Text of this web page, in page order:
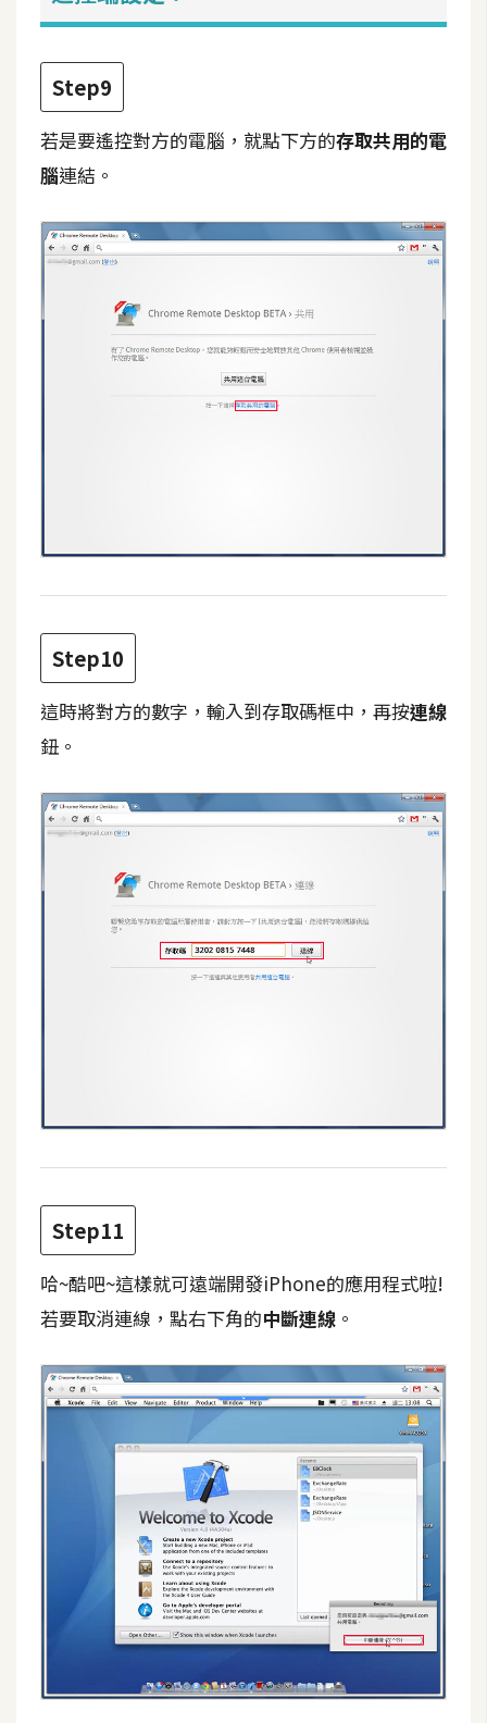
示
免
費
版
型
M
C
發
門
文
章
全
站
導
覽
Step9
若是要遙控對方的電腦，就點下方的存取共用的電
腦連結。
Step10
這時將對方的數字，輸入到存取碼框中，再按連線
鈕。
Step11
哈~酷吧~這樣就可遠端開發iPhone的應用程式啦!
若要取消連線，點右下角的中斷連線 。